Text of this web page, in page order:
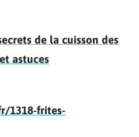
de la cuisson des
astuces
1318-frites-